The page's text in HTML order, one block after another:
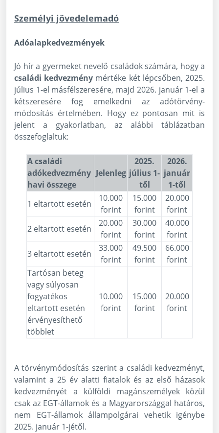
Személyi jövedelemadó
Adóalapkedvezmények
Jó hír a gyermeket nevelő családok számára, hogy a
családi kedvezmény mértéke két lépcsőben, 2025.
július 1-el másfélszeresére, majd 2026. január 1-el a
kétszeresére fog emelkedni az adótörvény-
módosítás értelmében. Hogy ez pontosan mit is
jelent a gyakorlatban, az alábbi táblázatban
összefoglaltuk:
A családi
adókedvezmény
havi összege
Jelenleg
2025.
július 1-
től
2026.
január
1-től
1 eltartott esetén
10.000
forint
15.000
forint
20.000
forint
2 eltartott esetén
20.000
forint
30.000
forint
40.000
forint
3 eltartott esetén
33.000
forint
49.500
forint
66.000
forint
Tartósan beteg
vagy súlyosan
fogyatékos
eltartott esetén
érvényesíthető
többlet
10.000
forint
15.000
forint
20.000
forint
A törvénymódosítás szerint a családi kedvezményt,
valamint a 25 év alatti fiatalok és az első házasok
kedvezményét a külföldi magánszemélyek közül
csak az EGT-államok és a Magyarországgal határos,
nem EGT-államok állampolgárai vehetik igénybe
2025. január 1-jétől.